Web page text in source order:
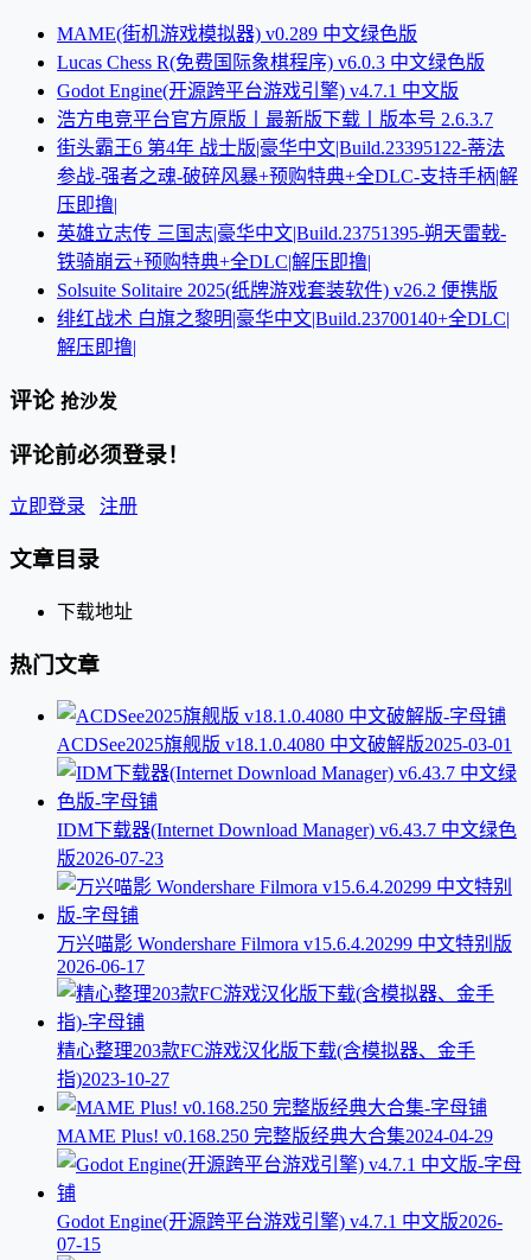
MAME(街机游戏模拟器) v0.289 中文绿色版
Lucas Chess R(免费国际象棋程序) v6.0.3 中文绿色版
Godot Engine(开源跨平台游戏引擎) v4.7.1 中文版
浩方电竞平台官方原版丨最新版下载丨版本号 2.6.3.7
街头霸王6 第4年 战士版|豪华中文|Build.23395122-蒂法
参战-强者之魂-破碎风暴+预购特典+全DLC-支持手柄|解
压即撸|
英雄立志传 三国志|豪华中文|Build.23751395-朔天雷戟-
铁骑崩云+预购特典+全DLC|解压即撸|
Solsuite Solitaire 2025(纸牌游戏套装软件) v26.2 便携版
绯红战术 白旗之黎明|豪华中文|Build.23700140+全DLC|
解压即撸|
评论 抢沙发
评论前必须登录！
立即登录 注册
文章目录
下载地址
热门文章
ACDSee2025旗舰版 v18.1.0.4080 中文破解版2025-03-01
IDM下载器(Internet Download Manager) v6.43.7 中文绿色
版2026-07-23
万兴喵影 Wondershare Filmora v15.6.4.20299 中文特别版
2026-06-17
精心整理203款FC游戏汉化版下载(含模拟器、金手
指)2023-10-27
MAME Plus! v0.168.250 完整版经典大合集2024-04-29
Godot Engine(开源跨平台游戏引擎) v4.7.1 中文版2026-
07-15